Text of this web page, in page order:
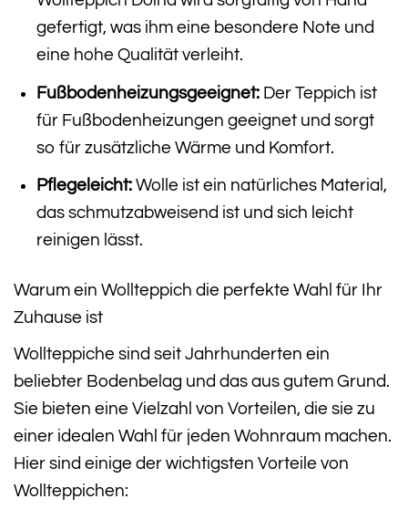
gefertigt, was ihm eine besondere Note und
eine hohe Qualität verleiht.
Fußbodenheizungsgeeignet:Der Teppich ist
für Fußbodenheizungen geeignet und sorgt
so für zusätzliche Wärme und Komfort.
Pflegeleicht:Wolle ist ein natürliches Material,
das schmutzabweisend ist und sich leicht
reinigen lässt.
Warum ein Wollteppich die perfekte Wahl für Ihr
Zuhause ist
Wollteppiche sind seit Jahrhunderten ein
beliebter Bodenbelag und das aus gutem Grund.
Sie bieten eine Vielzahl von Vorteilen, die sie zu
einer idealen Wahl für jeden Wohnraum machen.
Hier sind einige der wichtigsten Vorteile von
Wollteppichen: